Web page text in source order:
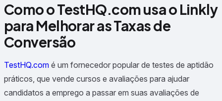
Como o TestHQ.com usa o Linkly
para Melhorar as Taxas de
Conversão
TestHQ.com é um fornecedor popular de testes de aptidão
práticos, que vende cursos e avaliações para ajudar
candidatos a emprego a passar em suas avaliações de